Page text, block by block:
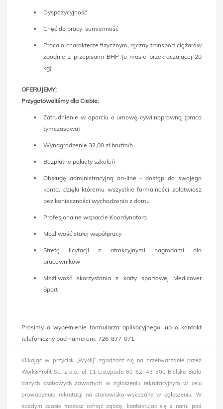
Dyspozycyjność
Chęć do pracy, sumienność
Praca o charakterze fizycznym, ręczny transport ciężarów
zgodnie z przepisami BHP (o masie przekraczającej 20
kg)
OFERUJEMY:
Przygotowaliśmy dla Ciebie:
Zatrudnienie w oparciu o umowę cywilnoprawną (praca
tymczasowa)
Wynagrodzenie 32,00 zł brutto/h
Bezpłatne pakiety szkoleń
Obsługę administracyjną on-line - dostęp do swojego
konta, dzięki któremu wszystkie formalności załatwiasz
bez konieczności wychodzenia z domu
Profesjonalne wsparcie Koordynatora
Możliwość stałej współpracy
Strefę licytacji z atrakcyjnymi nagrodami dla
pracowników
Możliwość skorzystania z karty sportowej Medicover
Sport
Prosimy o wypełnienie formularza aplikacyjnego lub o kontakt
telefoniczny pod numerem: 726-877-071​
Klikając w przycisk „Wyślij” zgadzasz się na przetwarzanie przez
Work&Profit Sp. z o.o., ul. 11 Listopada 60-62, 43-300 Bielsko-Biała
danych osobowych zawartych w zgłoszeniu rekrutacyjnym w celu
prowadzenia rekrutacji na stanowisko wskazane w ogłoszeniu. W
każdym czasie możesz cofnąć zgodę, kontaktując się z nami pod